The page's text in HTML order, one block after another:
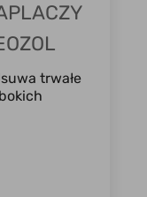
trwałe